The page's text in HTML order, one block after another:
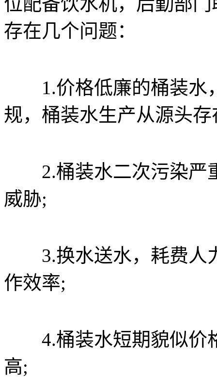
存在几个问题：
1.价格低廉的桶装水
规，桶装水生产从源头
2.桶装水二次污染严
威胁;
3.换水送水，耗费人
作效率;
4.桶装水短期貌似价
高;